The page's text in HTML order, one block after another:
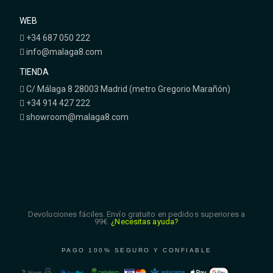
WEB
+34 687 050 222
info@malaga8.com
TIENDA
C/ Málaga 8 28003 Madrid (metro Gregorio Marañón)
+34 914 427 222
showroom@malaga8.com
Devoluciones fáciles. Envío gratuito en pedidos superiores a
99€. ¿Necesitas ayuda?
PAGO 100% SEGURO Y CONFIABLE